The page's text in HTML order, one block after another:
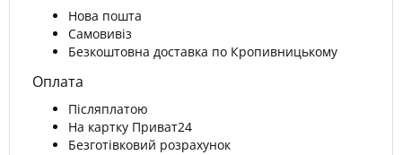
Нова пошта
Самовивіз
Безкоштовна доставка по Кропивницькому
Оплата
Післяплатою
На картку Приват24
Безготівковий розрахунок